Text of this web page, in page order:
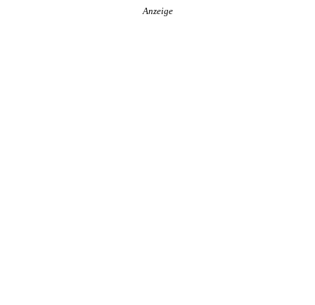
Anzeige